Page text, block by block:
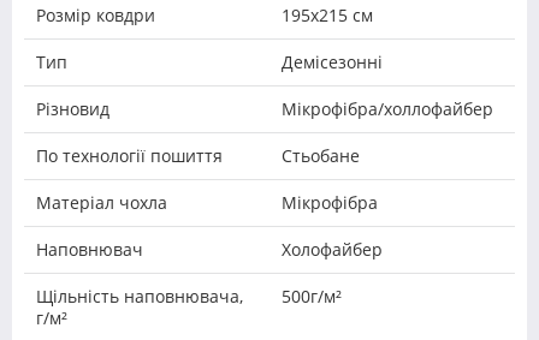
Розмір ковдри 195x215 см
Тип Демісезонні
Різновид Мікрофібра/холлофайбер
По технології пошиття Стьобане
Матеріал чохла Мікрофібра
Наповнювач Холофайбер
Щільність наповнювача,
г/м²
500г/м²